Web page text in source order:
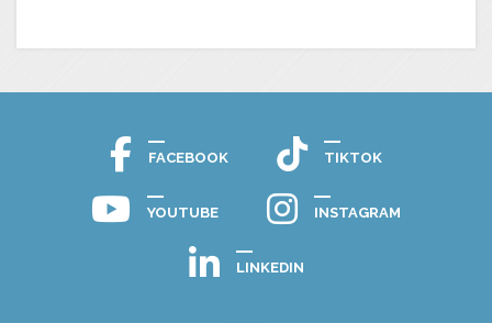
FACEBOOK TIKTOK
YOUTUBE INSTAGRAM
LINKEDIN